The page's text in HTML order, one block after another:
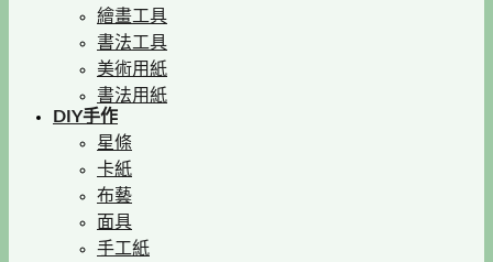
繪畫工具
書法工具
美術用紙
書法用紙
DIY手作
星條
卡紙
布藝
面具
手工紙